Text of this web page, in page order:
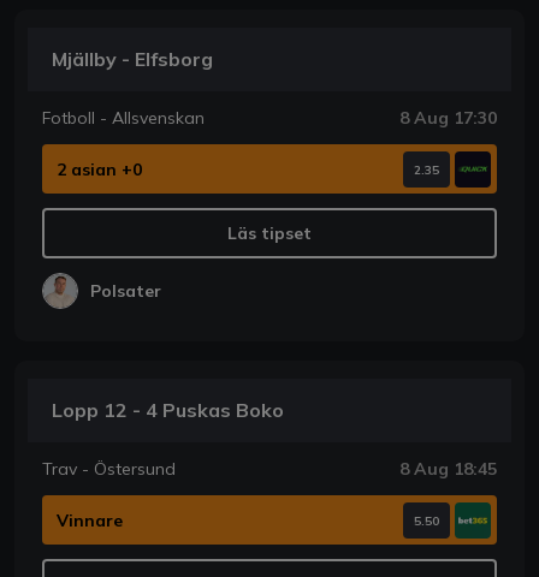
Mjällby - Elfsborg
Fotboll - Allsvenskan 8 Aug 17:30
2 asian +0 2.35
Läs tipset
Polsater
Lopp 12 - 4 Puskas Boko
Trav - Östersund 8 Aug 18:45
Vinnare 5.50